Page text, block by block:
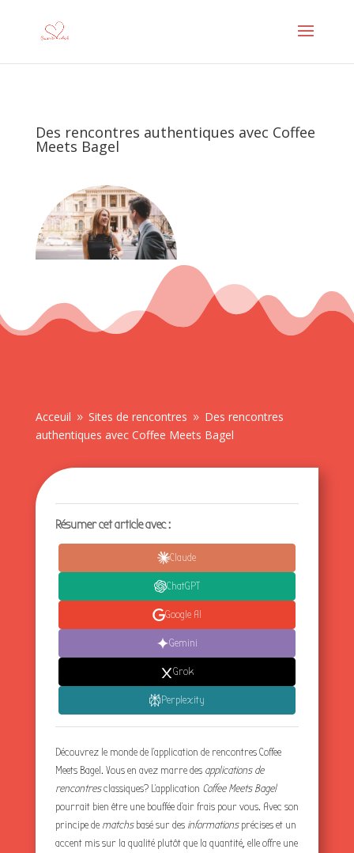
Des rencontres authentiques avec Coffee
Meets Bagel
Acceuil 9 Sites de rencontres 9 Des rencontres
authentiques avec Coffee Meets Bagel
Résumer cet article avec :
Claude
ChatGPT
Google AI
Gemini
Grok
Perplexity
Découvrez le monde de l’application de rencontres Coffee
Meets Bagel. Vous en avez marre des applications de
rencontresclassiques? L’application Coffee Meets Bagel
pourrait bien être une bouffée d’air frais pour vous. Avec son
principe de matchsbasé sur des informationsprécises et un
accent mis sur la qualité plutôt que la quantité, elle offre une